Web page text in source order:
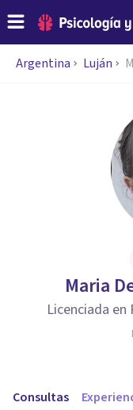
Argentina Luján
Maria
Licenciada
Consultas